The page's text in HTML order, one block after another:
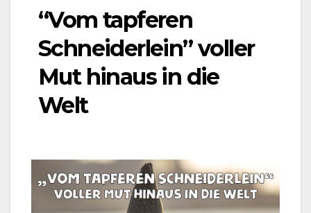
“Vom tapferen
Schneiderlein” voller
Mut hinaus in die
Welt